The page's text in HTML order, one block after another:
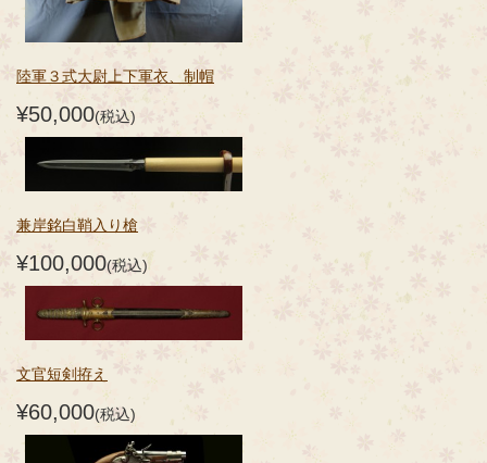
陸軍３式大尉上下軍衣、制帽
¥50,000(税込)
兼岸銘白鞘入り槍
¥100,000(税込)
文官短剣拵え
¥60,000(税込)